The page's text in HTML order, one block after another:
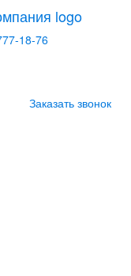
18-76
Заказать звонок